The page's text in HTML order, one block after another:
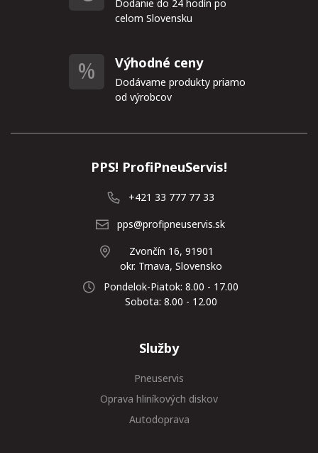
Dodanie do 24 hodín po
celom Slovensku
Výhodné ceny
Dodávame produkty priamo
od výrobcov
PPS! ProfiPneuServis!
+421 33 777 77 33
pps@profipneuservis.sk
Zvončín 16, 91901
okr. Trnava, Slovensko
Pondelok-Piatok: 8.00 - 17.00
Sobota: 8.00 - 12.00
Služby
Pneuservis
Oprava hliníkových diskov
Autodoprava